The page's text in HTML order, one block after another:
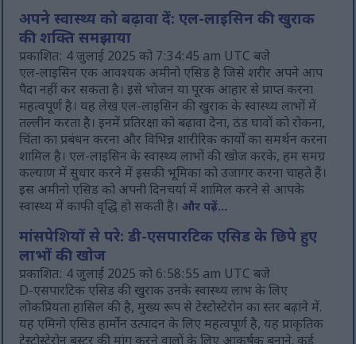
अपने स्वास्थ्य को बढ़ावा दें: एल-लाइसिन की खुराक
की शक्ति समझाया
प्रकाशित: 4 जुलाई 2025 को 7:34:45 am UTC बजे
एल-लाइसिन एक आवश्यक अमीनो एसिड है जिसे शरीर अपने आप
पैदा नहीं कर सकता है। इसे भोजन या पूरक आहार से प्राप्त करना
महत्वपूर्ण है। यह लेख एल-लाइसिन की खुराक के स्वास्थ्य लाभों में
तल्लीन करता है। इनमें प्रतिरक्षा को बढ़ावा देना, ठंड घावों को रोकना,
चिंता का प्रबंधन करना और विभिन्न शारीरिक कार्यों का समर्थन करना
शामिल है। एल-लाइसिन के स्वास्थ्य लाभों की खोज करके, हम समग्र
कल्याण में सुधार करने में इसकी भूमिका को उजागर करना चाहते हैं।
इस अमीनो एसिड को अपनी दिनचर्या में शामिल करने से आपके
स्वास्थ्य में काफी वृद्धि हो सकती है।और पढ़ें...
मांसपेशियों से परे: डी-एसपारटिक एसिड के छिपे हुए
लाभों की खोज
प्रकाशित: 4 जुलाई 2025 को 6:58:55 am UTC बजे
D-एसपारटिक एसिड की खुराक उनके स्वास्थ्य लाभ के लिए
लोकप्रियता हासिल की है, मुख्य रूप से टेस्टोस्टेरोन का स्तर बढ़ाने में.
यह एमिनो एसिड हार्मोन उत्पादन के लिए महत्वपूर्ण है, यह प्राकृतिक